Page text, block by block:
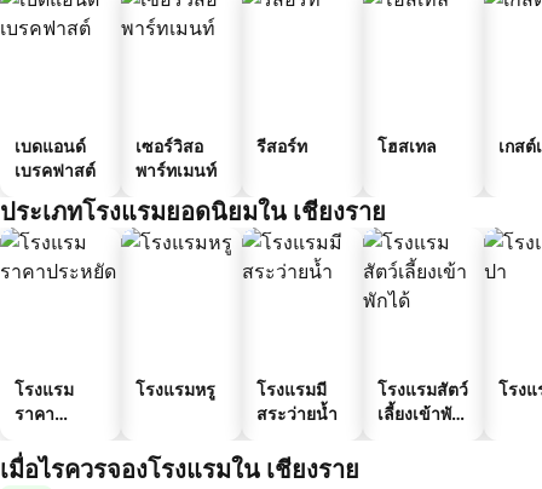
เบดแอนด์
เบรคฟาสต์
เซอร์วิสอ
พาร์ทเมนท์
รีสอร์ท โฮสเทล เกสต์
ประเภทโรงแรมยอดนิยมใน เชียงราย
โรงแรม
ราคา
โรงแรมหรู
โรงแรมมี
สระว่ายน้ำ
โรงแรมสัตว์
เลี้ยงเข้าพัก
โรง
เมื่อไรควรจองโรงแรมใน เชียงราย